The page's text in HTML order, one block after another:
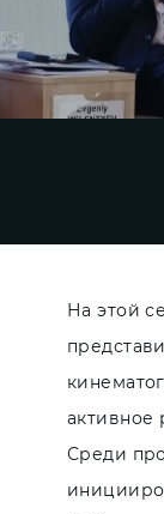
На этой
активное
Среди